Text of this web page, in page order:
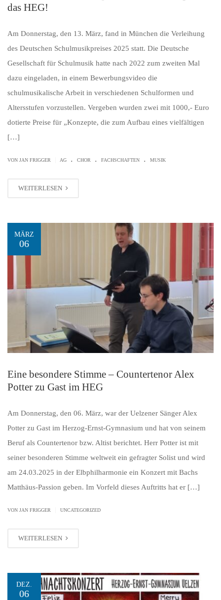
das HEG!
Am Donnerstag, den 13. März, fand in München die Verleihung
des Deutschen Schulmusikpreises 2025 statt. Die Deutsche
Gesellschaft für Schulmusik hatte nach 2022 zum zweiten Mal
dazu eingeladen, in einem Bewerbungsvideo die
schulmusikalische Arbeit in verschiedenen Schulformen und
Altersstufen vorzustellen. Vergeben wurden zwei mit 1000,- Euro
dotierte Preise für „Konzepte, die zum Aufbau eines vielfältigen
[…]
VON JAN FRIGGER AG . CHOR . FACHSCHAFTEN . MUSIK
WEITERLESEN
MÄRZ
06
Eine besondere Stimme – Countertenor Alex
Potter zu Gast im HEG
Am Donnerstag, den 06. März, war der Uelzener Sänger Alex
Potter zu Gast im Herzog-Ernst-Gymnasium und hat von seinem
Beruf als Countertenor bzw. Altist berichtet. Herr Potter ist mit
seiner besonderen Stimme weltweit ein gefragter Solist und wird
am 24.03.2025 in der Elbphilharmonie ein Konzert mit Bachs
Matthäus-Passion geben. Im Vorfeld dieses Auftritts hat er […]
VON JAN FRIGGER UNCATEGORIZED
WEITERLESEN
DEZ.
06